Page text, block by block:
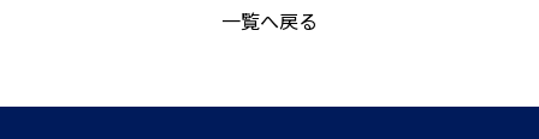
一覧へ戻る